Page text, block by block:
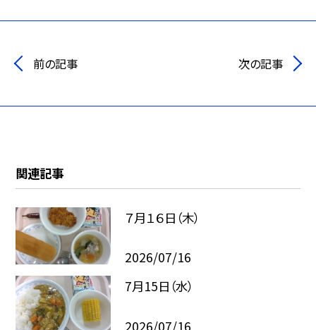
前の記事 次の記事
関連記事
７月１６日（木）
2026/07/16
7月15日（水）
2026/07/16